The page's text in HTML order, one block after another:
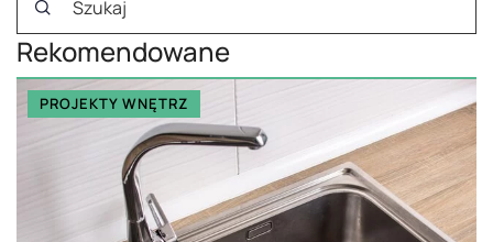
Rekomendowane
PROJEKTY WNĘTRZ